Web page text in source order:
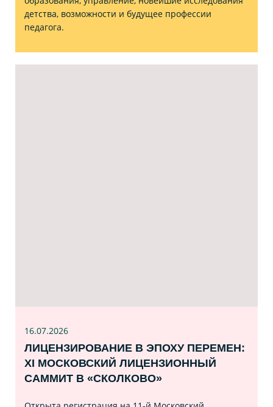
детства, возможности и будущее профессии
педагога.
16.07.2026
ЛИЦЕНЗИРОВАНИЕ В ЭПОХУ ПЕРЕМЕН:
XI МОСКОВСКИЙ ЛИЦЕНЗИОННЫЙ
САММИТ В «СКОЛКОВО»